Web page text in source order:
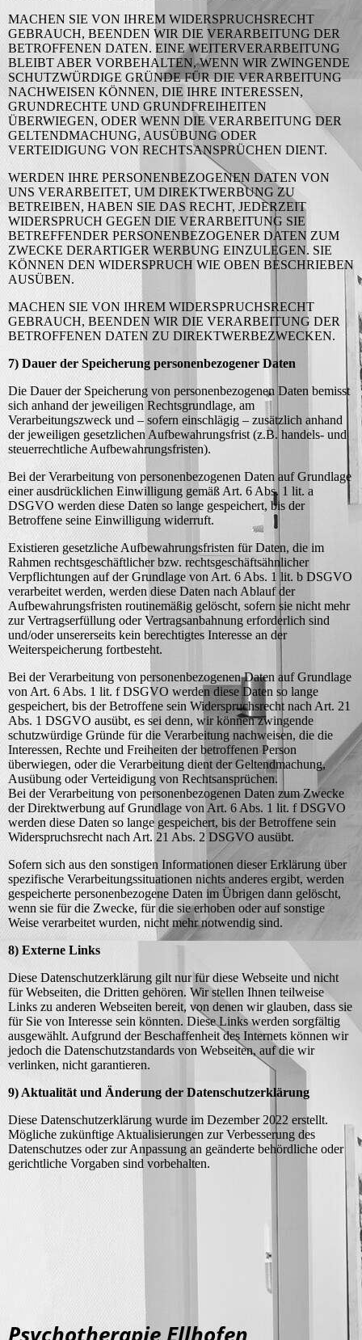
MACHEN SIE VON IHREM WIDERSPRUCHSRECHT
GEBRAUCH, BEENDEN WIR DIE VERARBEITUNG DER
BETROFFENEN DATEN. EINE WEITERVERARBEITUNG
BLEIBT ABER VORBEHALTEN, WENN WIR ZWINGENDE
SCHUTZWÜRDIGE GRÜNDE FÜR DIE VERARBEITUNG
NACHWEISEN KÖNNEN, DIE IHRE INTERESSEN,
GRUNDRECHTE UND GRUNDFREIHEITEN
ÜBERWIEGEN, ODER WENN DIE VERARBEITUNG DER
GELTENDMACHUNG, AUSÜBUNG ODER
VERTEIDIGUNG VON RECHTSANSPRÜCHEN DIENT.
WERDEN IHRE PERSONENBEZOGENEN DATEN VON
UNS VERARBEITET, UM DIREKTWERBUNG ZU
BETREIBEN, HABEN SIE DAS RECHT, JEDERZEIT
WIDERSPRUCH GEGEN DIE VERARBEITUNG SIE
BETREFFENDER PERSONENBEZOGENER DATEN ZUM
ZWECKE DERARTIGER WERBUNG EINZULEGEN. SIE
KÖNNEN DEN WIDERSPRUCH WIE OBEN BESCHRIEBEN
AUSÜBEN.
MACHEN SIE VON IHREM WIDERSPRUCHSRECHT
GEBRAUCH, BEENDEN WIR DIE VERARBEITUNG DER
BETROFFENEN DATEN ZU DIREKTWERBEZWECKEN.
7) Dauer der Speicherung personenbezogener Daten
Die Dauer der Speicherung von personenbezogenen Daten bemisst
sich anhand der jeweiligen Rechtsgrundlage, am
Verarbeitungszweck und – sofern einschlägig – zusätzlich anhand
der jeweiligen gesetzlichen Aufbewahrungsfrist (z.B. handels- und
steuerrechtliche Aufbewahrungsfristen).
Bei der Verarbeitung von personenbezogenen Daten auf Grundlage
einer ausdrücklichen Einwilligung gemäß Art. 6 Abs. 1 lit. a
DSGVO werden diese Daten so lange gespeichert, bis der
Betroffene seine Einwilligung widerruft.
Existieren gesetzliche Aufbewahrungsfristen für Daten, die im
Rahmen rechtsgeschäftlicher bzw. rechtsgeschäftsähnlicher
Verpflichtungen auf der Grundlage von Art. 6 Abs. 1 lit. b DSGVO
verarbeitet werden, werden diese Daten nach Ablauf der
Aufbewahrungsfristen routinemäßig gelöscht, sofern sie nicht mehr
zur Vertragserfüllung oder Vertragsanbahnung erforderlich sind
und/oder unsererseits kein berechtigtes Interesse an der
Weiterspeicherung fortbesteht.
Bei der Verarbeitung von personenbezogenen Daten auf Grundlage
von Art. 6 Abs. 1 lit. f DSGVO werden diese Daten so lange
gespeichert, bis der Betroffene sein Widerspruchsrecht nach Art. 21
Abs. 1 DSGVO ausübt, es sei denn, wir können zwingende
schutzwürdige Gründe für die Verarbeitung nachweisen, die die
Interessen, Rechte und Freiheiten der betroffenen Person
überwiegen, oder die Verarbeitung dient der Geltendmachung,
Ausübung oder Verteidigung von Rechtsansprüchen.
Bei der Verarbeitung von personenbezogenen Daten zum Zwecke
der Direktwerbung auf Grundlage von Art. 6 Abs. 1 lit. f DSGVO
werden diese Daten so lange gespeichert, bis der Betroffene sein
Widerspruchsrecht nach Art. 21 Abs. 2 DSGVO ausübt.
Sofern sich aus den sonstigen Informationen dieser Erklärung über
spezifische Verarbeitungssituationen nichts anderes ergibt, werden
gespeicherte personenbezogene Daten im Übrigen dann gelöscht,
wenn sie für die Zwecke, für die sie erhoben oder auf sonstige
Weise verarbeitet wurden, nicht mehr notwendig sind.
8) Externe Links
Diese Datenschutzerklärung gilt nur für diese Webseite und nicht
für Webseiten, die Dritten gehören. Wir stellen Ihnen teilweise
Links zu anderen Webseiten bereit, von denen wir glauben, dass sie
für Sie von Interesse sein könnten. Diese Links werden sorgfältig
ausgewählt. Aufgrund der Beschaffenheit des Internets können wir
jedoch die Datenschutzstandards von Webseiten, auf die wir
verlinken, nicht garantieren.
9) Aktualität und Änderung der Datenschutzerklärung
Diese Datenschutzerklärung wurde im Dezember 2022 erstellt.
Mögliche zukünftige Aktualisierungen zur Verbesserung des
Datenschutzes oder zur Anpassung an geänderte behördliche oder
gerichtliche Vorgaben sind vorbehalten.
Psychotherapie Ellhofen